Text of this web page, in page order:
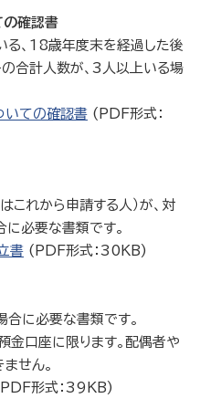
の確認書
る、18歳年度末を経過した後
合計人数が、3人以上いる場
いての確認書 (PDF形式：
これから申請する人）が、対
必要な書類です。
書 (PDF形式：30KB)
に必要な書類です。
金口座に限ります。配偶者や
せん。
形式：39KB)